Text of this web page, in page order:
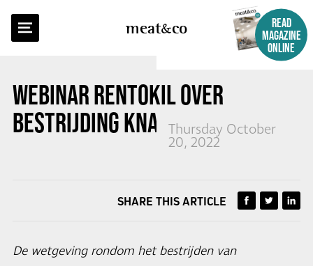
meatco
READ
MAGAZINE
ONLINE
WEBINAR RENTOKIL OVER
BESTRIJDING KNAAGDIEREN
Thursday October
20, 2022
BACK TO OVERVIEW
SHARE THIS ARTICLE
De wetgeving rondom het bestrijden van